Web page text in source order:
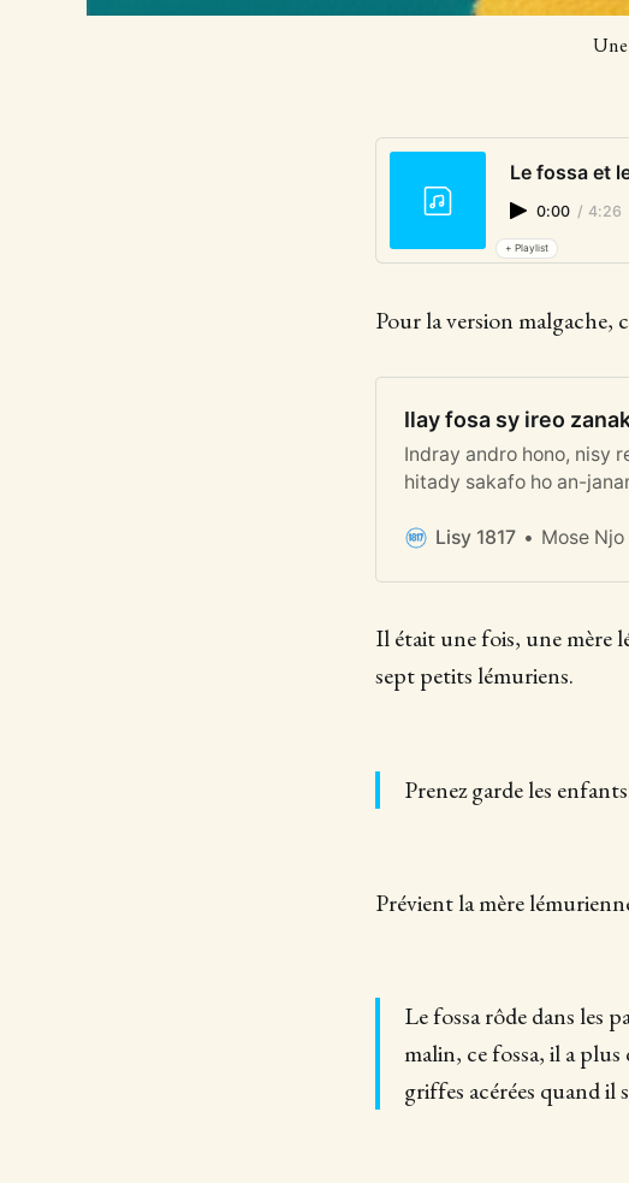
Une
Le fossa et
0:00 / 4:26
+ Playlist
Pour la version malgache,
Ilay fosa sy ireo
Indray andro hono, nisy
hitady sakafo ho an-
Lisy 1817 Mose Njo
Il était une fois, une mère
sept petits lémuriens.
Prenez garde les
Prévient la mère
Le fossa rôde dans les
malin, ce fossa, il a
griffes acérées quand il